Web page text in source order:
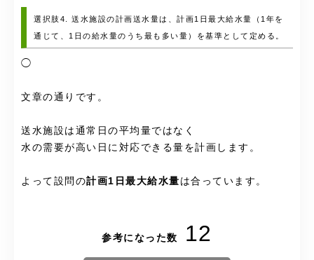
選択肢4. 送水施設の計画送水量は、計画1日最大給水量（1年を
通じて、1日の給水量のうち最も多い量）を基準として定める。
◯
文章の通りです。
送水施設は通常日の平均量ではなく
水の需要が高い日に対応できる量を計画します。
よって設問の計画1日最大給水量 は合っています。
参考になった数 12